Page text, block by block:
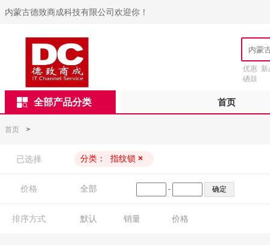
内蒙古德致商成科技有限公司欢迎你！
优惠 新
硒鼓
全部产品分类 首页
首页 >
已选择 分类： 指纹锁 ×
价格 全部 -
排序方式 默认 销量 价格